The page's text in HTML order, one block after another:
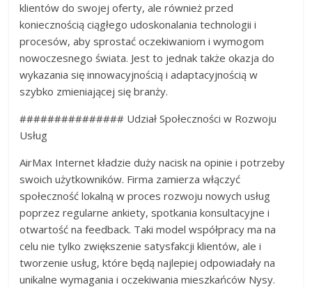
klientów do swojej oferty, ale również przed
koniecznością ciągłego udoskonalania technologii i
procesów, aby sprostać oczekiwaniom i wymogom
nowoczesnego świata. Jest to jednak także okazja do
wykazania się innowacyjnością i adaptacyjnością w
szybko zmieniającej się branży.
############### Udział Społeczności w Rozwoju
Usług
AirMax Internet kładzie duży nacisk na opinie i potrzeby
swoich użytkowników. Firma zamierza włączyć
społeczność lokalną w proces rozwoju nowych usług
poprzez regularne ankiety, spotkania konsultacyjne i
otwartość na feedback. Taki model współpracy ma na
celu nie tylko zwiększenie satysfakcji klientów, ale i
tworzenie usług, które będą najlepiej odpowiadały na
unikalne wymagania i oczekiwania mieszkańców Nysy.